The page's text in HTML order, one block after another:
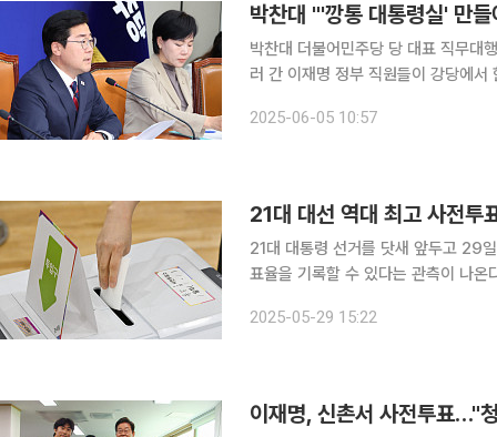
박찬대 "'깡통 대통령실' 만
박찬대 더불어민주당 당 대표 직무대
러 간 이재명 정부 직원들이 강당에
를 인수인계할 직원도 두지 않고 사무
2025-06-05 10:57
21대 대선 역대 최고 사전투
21대 대통령 선거를 닷새 앞두고 29
표율을 기록할 수 있다는 관측이 나온
3시 투표율이 14.5%를 기록하며 지
2025-05-29 15:22
이재명, 신촌서 사전투표…"